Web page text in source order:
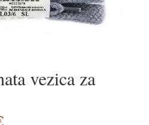
vezica za
Price